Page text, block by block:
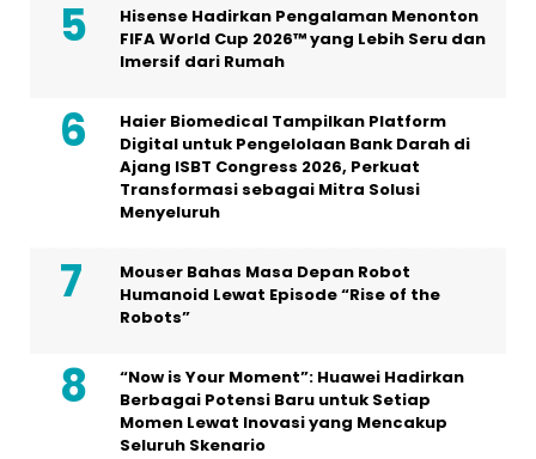
Hisense Hadirkan Pengalaman Menonton
FIFA World Cup 2026™ yang Lebih Seru dan
Imersif dari Rumah
Haier Biomedical Tampilkan Platform
Digital untuk Pengelolaan Bank Darah di
Ajang ISBT Congress 2026, Perkuat
Transformasi sebagai Mitra Solusi
Menyeluruh
Mouser Bahas Masa Depan Robot
Humanoid Lewat Episode “Rise of the
Robots”
“Now is Your Moment”: Huawei Hadirkan
Berbagai Potensi Baru untuk Setiap
Momen Lewat Inovasi yang Mencakup
Seluruh Skenario